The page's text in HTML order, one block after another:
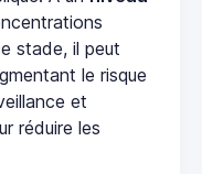
stade, il peut
le risque
et
réduire les